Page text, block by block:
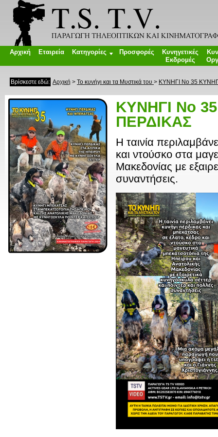
Αρχική Εταιρεία Κατηγορίες Προσφορές
Κυνηγετικές
Εκδρομές
Βρίσκεστε εδώ: Αρχική > Το κυνήγι και τα Μυστικά του > ΚΥΝΗΓΙ Νο 35
ΚΥΝΗΓΙ Νο
ΠΕΡΔΙΚΑΣ
Η ταινία
και ντούσκο στα
Μακεδονίας με
συναντήσεις.